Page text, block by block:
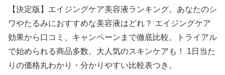
【決定版】エイジングケア美容液ランキング。あなたのシ
ワやたるみにおすすめな美容液はどれ？ エイジングケア
効果から口コミ、キャンペーンまで徹底比較。トライアル
で始められる商品多数。大人気のスキンケアも！ 1日当た
りの価格丸わかり・分かりやすい比較表つき。